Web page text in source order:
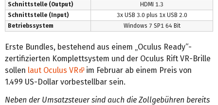
Schnittstelle (Output)
HDMI 1.3
Schnittstelle (Input)
3x USB 3.0 plus 1x USB 2.0
Betriebssystem
Windows 7 SP1 64 Bit
Erste Bundles, bestehend aus einem „Oculus Ready“-
zertifizierten Komplettsystem und der Oculus Rift VR-Brille
sollen laut Oculus VR
im Februar ab einem Preis von
1.499 US-Dollar vorbestellbar sein.
Neben der Umsatzsteuer sind auch die Zollgebühren bereits